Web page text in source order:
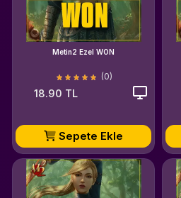
Metin2 Ezel WON
(0)
18.90 TL
Sepete Ekle